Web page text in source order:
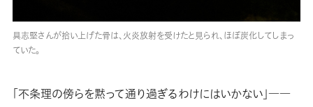
具志堅さんが拾い上げた骨は、火炎放射を受けたと見られ、ほぼ炭化してしまっ
ていた。
「不条理の傍らを黙って通り過ぎるわけにはいかない」――